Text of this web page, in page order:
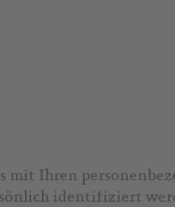
Ihren
identifiziert